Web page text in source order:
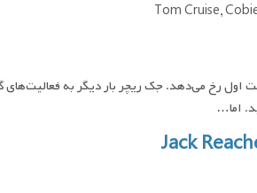
اول رخ می‌دهد. جک ریچر بار دیگر به فعالیت‌های
اما…